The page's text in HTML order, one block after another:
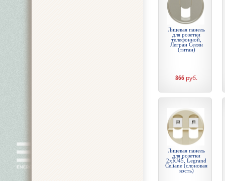
Лицевая панель
для розетки
телефонной,
Легран Селян
(титан)
866 руб.
Лицевая панель
для розетки
2хRJ45, Legrand
Celiane (слоновая
кость)